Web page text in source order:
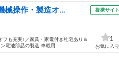
操作・製造オ...
も充実♪／家具・家電付き社宅あり＆
電池部品の製造 車載用...
提携サイト
1
お気に入り